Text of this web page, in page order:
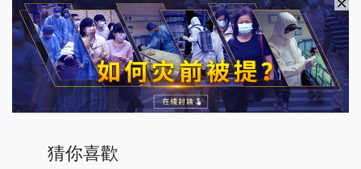
猜你喜歡